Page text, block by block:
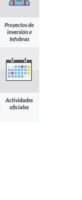
Proyectos de
inversión e
Infobras
Actividades
oficiales